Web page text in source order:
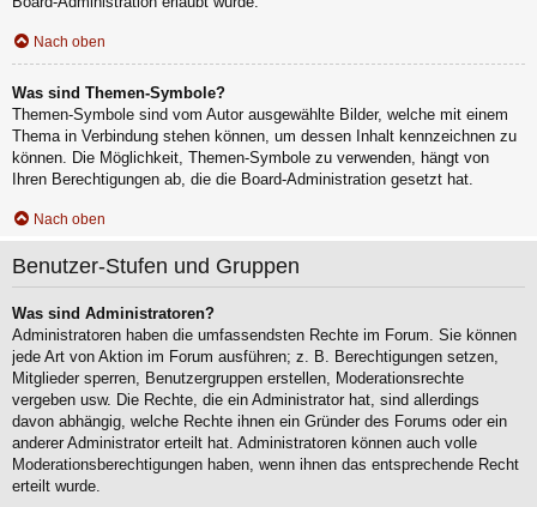
Nach oben
Was sind Themen-Symbole?
Themen-Symbole sind vom Autor ausgewählte Bilder, welche mit einem
Thema in Verbindung stehen können, um dessen Inhalt kennzeichnen zu
können. Die Möglichkeit, Themen-Symbole zu verwenden, hängt von
Ihren Berechtigungen ab, die die Board-Administration gesetzt hat.
Nach oben
Benutzer-Stufen und Gruppen
Was sind Administratoren?
Administratoren haben die umfassendsten Rechte im Forum. Sie können
jede Art von Aktion im Forum ausführen; z. B. Berechtigungen setzen,
Mitglieder sperren, Benutzergruppen erstellen, Moderationsrechte
vergeben usw. Die Rechte, die ein Administrator hat, sind allerdings
davon abhängig, welche Rechte ihnen ein Gründer des Forums oder ein
anderer Administrator erteilt hat. Administratoren können auch volle
Moderationsberechtigungen haben, wenn ihnen das entsprechende Recht
erteilt wurde.